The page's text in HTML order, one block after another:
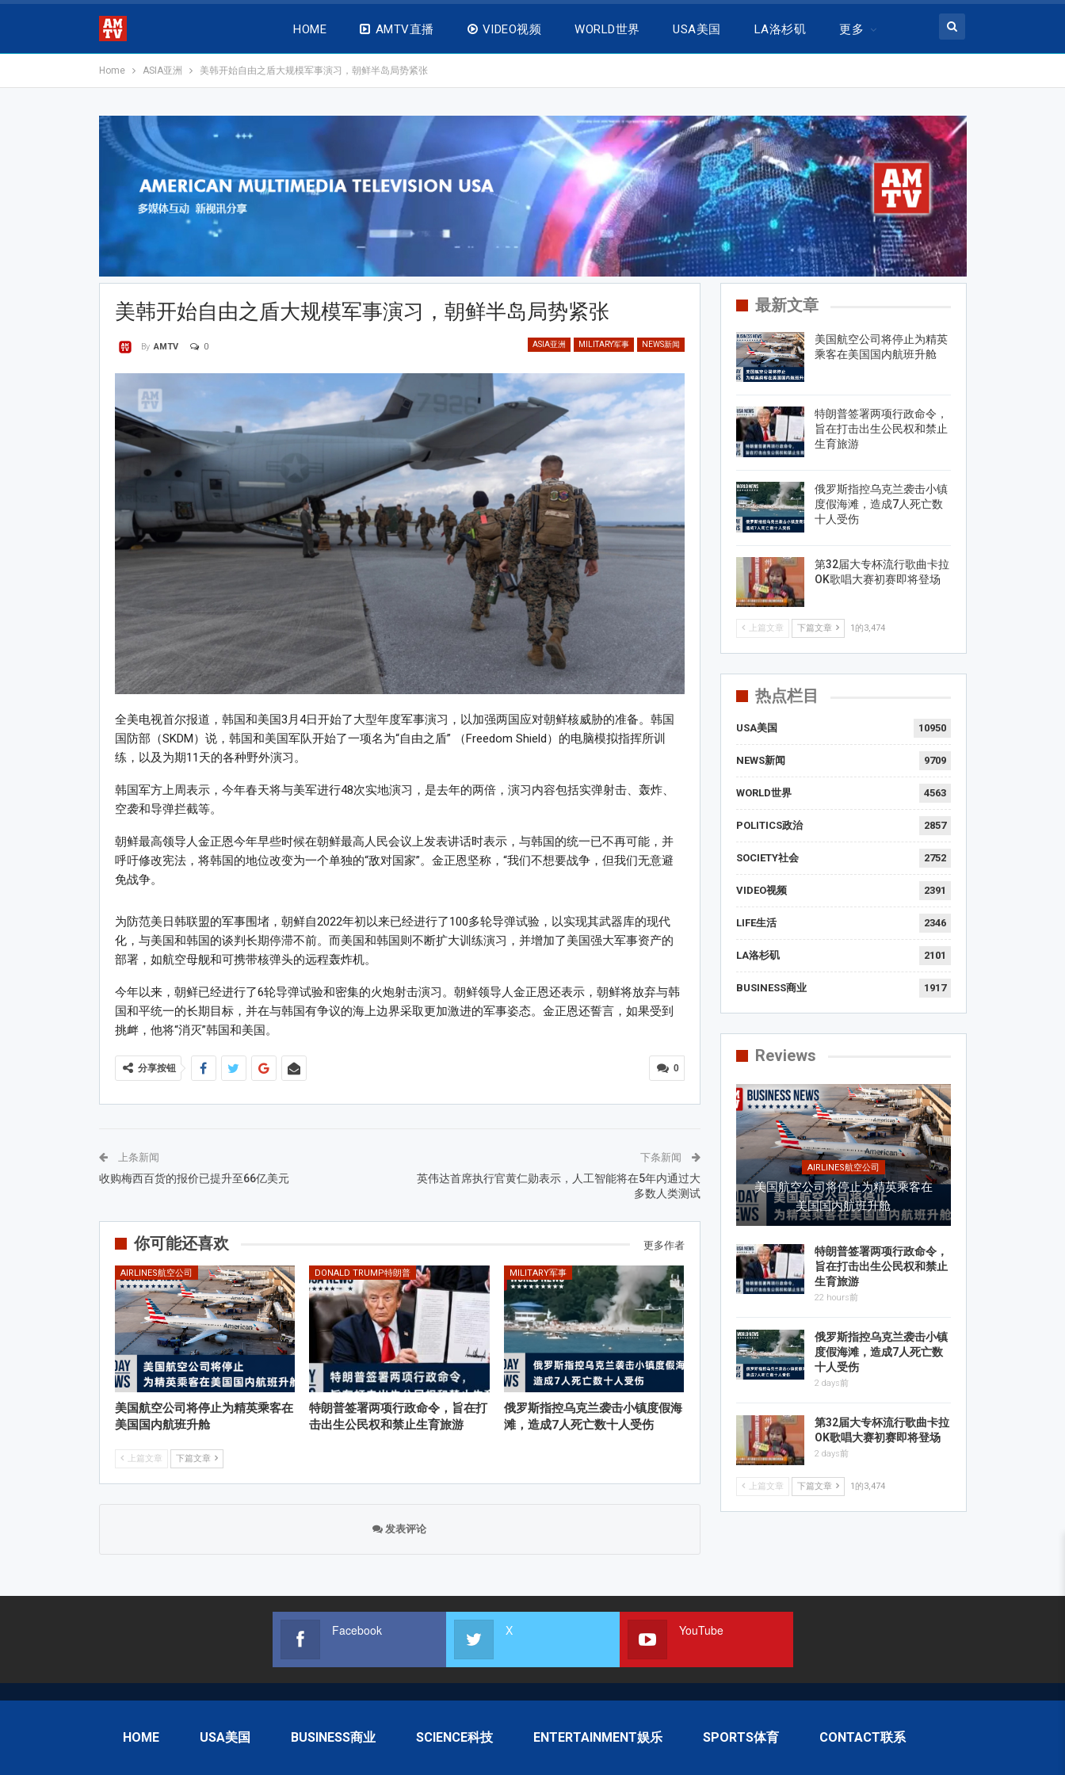
HOME AMTV直播 VIDEO视频 WORLD世界 USA美国 LA洛杉矶 更多
Home ASIA亚洲 美韩开始自由之盾大规模军事演习，朝鲜半岛局势紧张
美韩开始自由之盾大规模军事演习，朝鲜半岛局势紧张
ASIA亚洲 MILITARY军事 NEWS新闻
By AMTV 0
全美电视首尔报道，韩国和美国3月4日开始了大型年度军事演习，以加强两国应对朝鲜核威胁的准备。韩国
国防部（SKDM）说，韩国和美国军队开始了一项名为“自由之盾” （Freedom Shield）的电脑模拟指挥所训
练，以及为期11天的各种野外演习。
韩国军方上周表示，今年春天将与美军进行48次实地演习，是去年的两倍，演习内容包括实弹射击、轰炸、
空袭和导弹拦截等。
朝鲜最高领导人金正恩今年早些时候在朝鲜最高人民会议上发表讲话时表示，与韩国的统一已不再可能，并
呼吁修改宪法，将韩国的地位改变为一个单独的“敌对国家”。金正恩坚称，“我们不想要战争，但我们无意避
免战争。
为防范美日韩联盟的军事围堵，朝鲜自2022年初以来已经进行了100多轮导弹试验，以实现其武器库的现代
化，与美国和韩国的谈判长期停滞不前。而美国和韩国则不断扩大训练演习，并增加了美国强大军事资产的
部署，如航空母舰和可携带核弹头的远程轰炸机。
今年以来，朝鲜已经进行了6轮导弹试验和密集的火炮射击演习。朝鲜领导人金正恩还表示，朝鲜将放弃与韩
国和平统一的长期目标，并在与韩国有争议的海上边界采取更加激进的军事姿态。金正恩还誓言，如果受到
挑衅，他将“消灭”韩国和美国。
0
分享按钮
上条新闻
收购梅西百货的报价已提升至66亿美元
下条新闻
英伟达首席执行官黄仁勋表示，人工智能将在5年内通过大
多数人类测试
你可能还喜欢 更多作者
AIRLINES航空公司
美国航空公司将停止为精英乘客在
美国国内航班升舱
DONALD TRUMP特朗普
特朗普签署两项行政命令，旨在打
击出生公民权和禁止生育旅游
MILITARY军事
俄罗斯指控乌克兰袭击小镇度假海
滩，造成7人死亡数十人受伤
上篇文章 下篇文章
发表评论
最新文章
美国航空公司将停止为精英
乘客在美国国内航班升舱
特朗普签署两项行政命令，
旨在打击出生公民权和禁止
生育旅游
俄罗斯指控乌克兰袭击小镇
度假海滩，造成7人死亡数
十人受伤
第32届大专杯流行歌曲卡拉
OK歌唱大赛初赛即将登场
上篇文章 下篇文章 1的3,474
热点栏目
USA美国 10950
NEWS新闻 9709
WORLD世界 4563
POLITICS政治 2857
SOCIETY社会 2752
VIDEO视频 2391
LIFE生活 2346
LA洛杉矶 2101
BUSINESS商业 1917
Reviews
AIRLINES航空公司
美国航空公司将停止为精英乘客在
美国国内航班升舱
特朗普签署两项行政命令，
旨在打击出生公民权和禁止
生育旅游
22 hours前
俄罗斯指控乌克兰袭击小镇
度假海滩，造成7人死亡数
十人受伤
2 days前
第32届大专杯流行歌曲卡拉
OK歌唱大赛初赛即将登场
2 days前
上篇文章 下篇文章 1的3,474
Facebook X YouTube
HOME USA美国 BUSINESS商业 SCIENCE科技 ENTERTAINMENT娱乐 SPORTS体育 CONTACT联系